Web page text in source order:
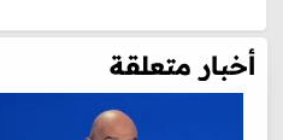
أخبار متعلقة